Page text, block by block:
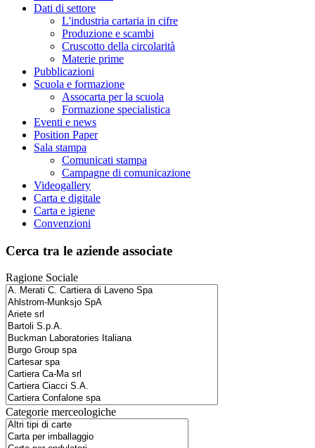
Dati di settore
L'industria cartaria in cifre
Produzione e scambi
Cruscotto della circolarità
Materie prime
Pubblicazioni
Scuola e formazione
Assocarta per la scuola
Formazione specialistica
Eventi e news
Position Paper
Sala stampa
Comunicati stampa
Campagne di comunicazione
Videogallery
Carta e digitale
Carta e igiene
Convenzioni
Cerca tra le aziende associate
Ragione Sociale
Categorie merceologiche